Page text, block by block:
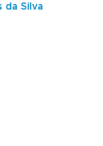
da Silva